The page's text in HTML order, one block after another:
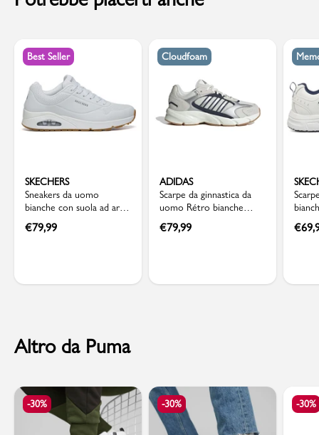
Best Seller
SKECHERS
Sneakers da uomo
bianche con suola ad aria
Skechers Uno
€79,99
Cloudfoam
ADIDAS
Scarpe da ginnastica da
uomo Rétro bianche
grigie con dettagli blu
adidas Crazychaos 2000
€79,99 €
Altro da Puma
-30% -30% -30%